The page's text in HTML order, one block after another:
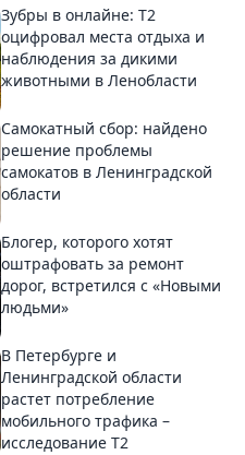
Зубры в онлайне: Т2
оцифровал места отдыха и
наблюдения за дикими
животными в Ленобласти
Самокатный сбор: найдено
решение проблемы
самокатов в Ленинградской
области
Блогер, которого хотят
оштрафовать за ремонт
дорог, встретился с «Новыми
людьми»
В Петербурге и
Ленинградской области
растет потребление
мобильного трафика –
исследование T2